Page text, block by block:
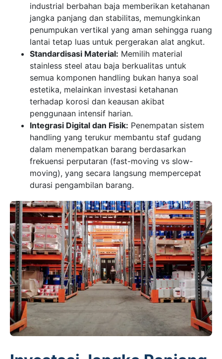
industrial berbahan baja memberikan ketahanan
jangka panjang dan stabilitas, memungkinkan
penumpukan vertikal yang aman sehingga ruang
lantai tetap luas untuk pergerakan alat angkut.
Standardisasi Material: Memilih material
stainless steel atau baja berkualitas untuk
semua komponen handling bukan hanya soal
estetika, melainkan investasi ketahanan
terhadap korosi dan keausan akibat
penggunaan intensif harian.
Integrasi Digital dan Fisik: Penempatan sistem
handling yang terukur membantu staf gudang
dalam menempatkan barang berdasarkan
frekuensi perputaran (fast-moving vs slow-
moving), yang secara langsung mempercepat
durasi pengambilan barang.